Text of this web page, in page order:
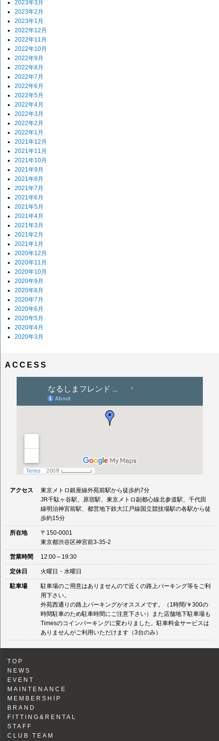
2023年3月
2023年2月
2023年1月
2022年12月
2022年11月
2022年10月
2022年9月
2022年8月
2022年7月
2022年6月
2022年5月
2022年4月
2022年3月
2022年2月
2022年1月
2021年12月
2021年11月
2021年10月
2021年9月
2021年8月
2021年7月
2021年6月
2021年5月
2021年4月
2021年3月
2021年2月
2021年1月
2020年12月
2020年11月
2020年10月
2020年9月
2020年8月
2020年7月
2020年6月
2020年5月
2020年4月
2020年3月
ACCESS
アクセス
東京メトロ銀座線外苑前駅から徒歩約7分
JR千駄ヶ谷駅、原宿駅、東京メトロ副都心線北参道駅、千代田
線明治神宮前駅、都営地下鉄大江戸線国立競技場駅の各駅から徒
歩約15分
所在地
〒150-0001
東京都渋谷区神宮前3-35-2
営業時間 12:00～19:30
定休日 火曜日・水曜日
駐車場
駐車場のご用意はありませんので近くの路上パーキング等をご利
用下さい。
外苑西通りの路上パーキングがオススメです。（1時間/￥300の
時間駐車のため駐車時間にご注意下さい）また店舗地下駐車場も
Timesのコインパーキングに変わりました。駐車料金サービスは
ありませんがご利用いただけます（3台のみ）
TOP
NEWS
EVENT
MAINTENANCE
MEMBERSHIP
BRAND
FITTING&RENTAL
STAFF
CLUB TEAM